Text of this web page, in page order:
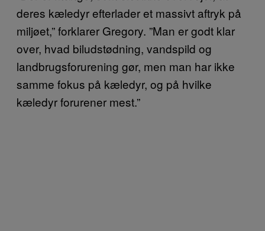
deres kæledyr efterlader et massivt aftryk på
miljøet,” forklarer Gregory. ”Man er godt klar
over, hvad biludstødning, vandspild og
landbrugsforurening gør, men man har ikke
samme fokus på kæledyr, og på hvilke
kæledyr forurener mest.”